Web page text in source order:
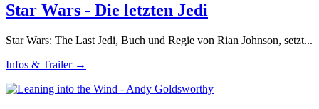
Star Wars - Die letzten Jedi
Star Wars: The Last Jedi, Buch und Regie von Rian Johnson, setzt...
Infos & Trailer →